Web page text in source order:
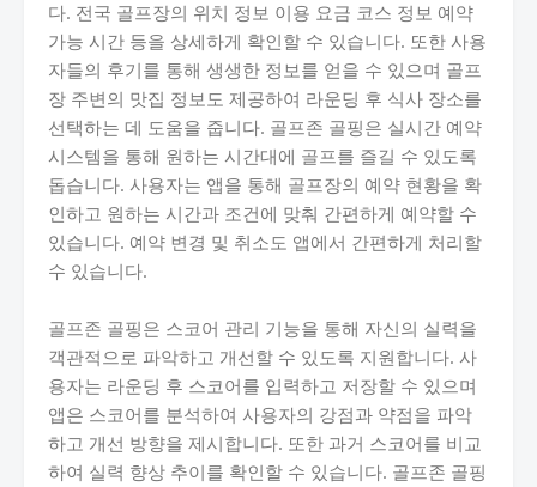
다. 전국 골프장의 위치 정보 이용 요금 코스 정보 예약
가능 시간 등을 상세하게 확인할 수 있습니다. 또한 사용
자들의 후기를 통해 생생한 정보를 얻을 수 있으며 골프
장 주변의 맛집 정보도 제공하여 라운딩 후 식사 장소를
선택하는 데 도움을 줍니다. 골프존 골핑은 실시간 예약
시스템을 통해 원하는 시간대에 골프를 즐길 수 있도록
돕습니다. 사용자는 앱을 통해 골프장의 예약 현황을 확
인하고 원하는 시간과 조건에 맞춰 간편하게 예약할 수
있습니다. 예약 변경 및 취소도 앱에서 간편하게 처리할
수 있습니다.
골프존 골핑은 스코어 관리 기능을 통해 자신의 실력을
객관적으로 파악하고 개선할 수 있도록 지원합니다. 사
용자는 라운딩 후 스코어를 입력하고 저장할 수 있으며
앱은 스코어를 분석하여 사용자의 강점과 약점을 파악
하고 개선 방향을 제시합니다. 또한 과거 스코어를 비교
하여 실력 향상 추이를 확인할 수 있습니다. 골프존 골핑